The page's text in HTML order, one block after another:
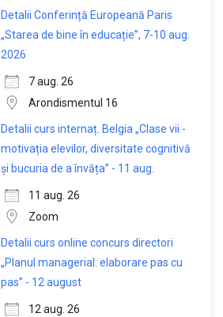
Detalii Conferință Europeană Paris
„Starea de bine în educație”, 7-10 aug.
2026
7 aug. 26
Arondismentul 16
Detalii curs internaț. Belgia „Clase vii -
motivația elevilor, diversitate cognitivă
și bucuria de a învăța” - 11 aug.
11 aug. 26
Zoom
Detalii curs online concurs directori
„Planul managerial: elaborare pas cu
pas” - 12 august
12 aug. 26